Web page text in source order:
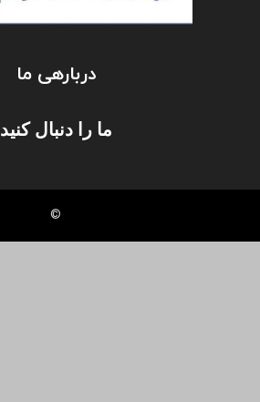
دربارهی ما
ما را دنبال کنید
©